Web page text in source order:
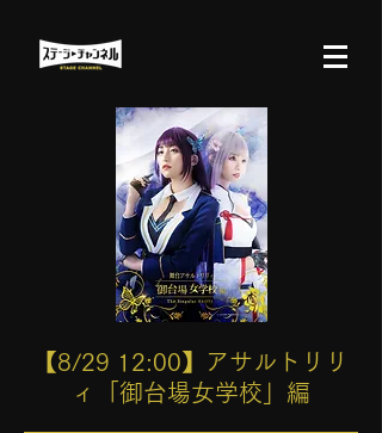
【8/29 12:00】アサルトリリ
ィ「御台場女学校」編